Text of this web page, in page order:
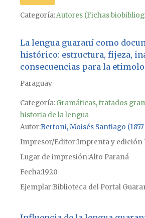
Categoría:Autores (Fichas
La lengua guaraní como
histórico: estructura, fijeza,
consecuencias para la
Paraguay
Categoría:Gramáticas, tratados
historia de la lengua
Autor Bertoni, Moisés Santiago
Impresor/Editor Imprenta y edición
Lugar de impresiónAlto Paraná
Fecha1920
Ejemplar Biblioteca del Portal